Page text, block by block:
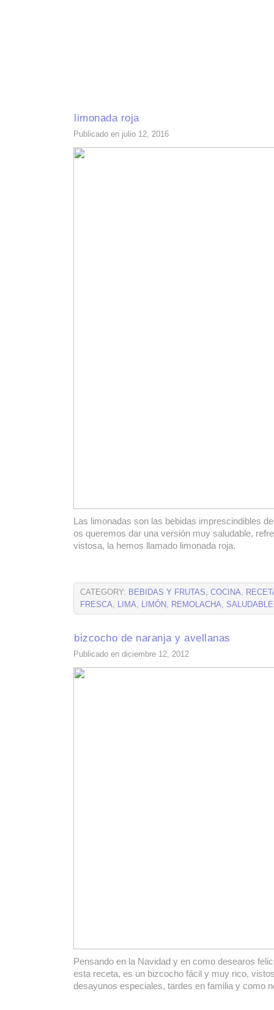
limonada roja
Publicado en julio 12, 2016
Las limonadas son las bebidas imprescindibles
os queremos dar una versión muy saludable,
vistosa, la hemos llamado limonada roja.
CATEGORY: BEBIDAS Y FRUTAS, COCINA,
FRESCA, LIMA, LIMÓN, REMOLACHA, SALUDABLE
bizcocho de naranja y avellanas
Publicado en diciembre 12, 2012
Pensando en la Navidad y en como desearos
esta receta, es un bizcocho fácil y muy rico,
desayunos especiales, tardes en familia y como